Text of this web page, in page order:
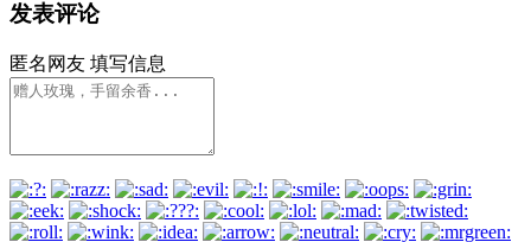
发表评论
匿名网友 填写信息